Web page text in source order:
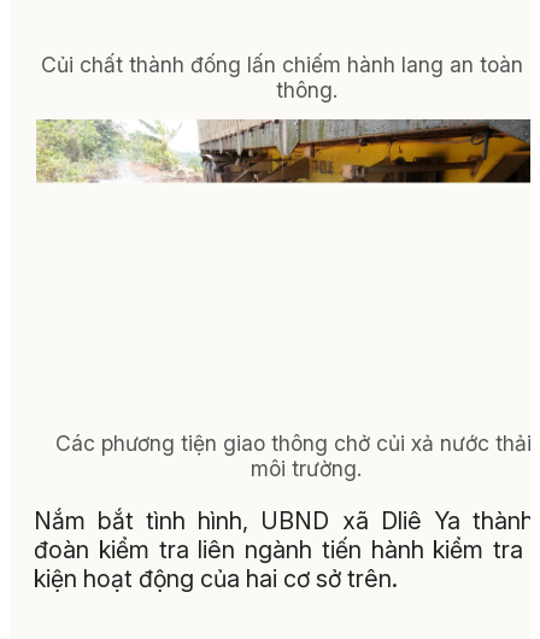
Củi chất thành đống lấn chiếm hành lang an toàn
thông.
Các phương tiện giao thông chở củi xả nước thải
môi trường.
Nắm bắt tình hình, UBND xã Dliê Ya
đoàn kiểm tra liên ngành tiến hành kiểm tra
kiện hoạt động của hai cơ sở trên.